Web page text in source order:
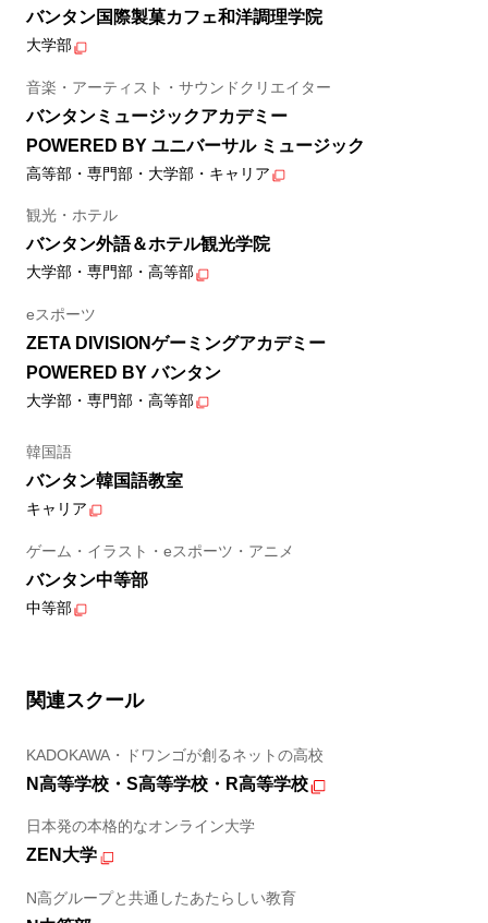
バンタン国際製菓カフェ和洋調理学院
大学部
音楽・アーティスト・サウンドクリエイター
バンタンミュージックアカデミー
POWERED BY ユニバーサル ミュージック
高等部・専門部・大学部・キャリア
観光・ホテル
バンタン外語＆ホテル観光学院
大学部・専門部・高等部
eスポーツ
ZETA DIVISIONゲーミングアカデミー
POWERED BY バンタン
大学部・専門部・高等部
韓国語
バンタン韓国語教室
キャリア
ゲーム・イラスト・eスポーツ・アニメ
バンタン中等部
中等部
関連スクール
KADOKAWA・ドワンゴが創るネットの高校
N高等学校・S高等学校・R高等学校
日本発の本格的なオンライン大学
ZEN大学
N高グループと共通したあたらしい教育